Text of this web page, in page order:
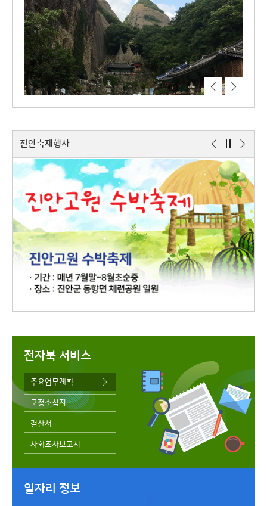
진안축제행사
이
전
정
지
다
음
전자북 서비스
주요업무계획
군정소식지
결산서
사회조사보고서
일자리 정보